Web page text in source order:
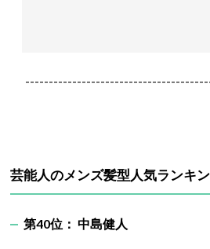
芸能人のメンズ髪型人気ランキ
第40位： 中島健人